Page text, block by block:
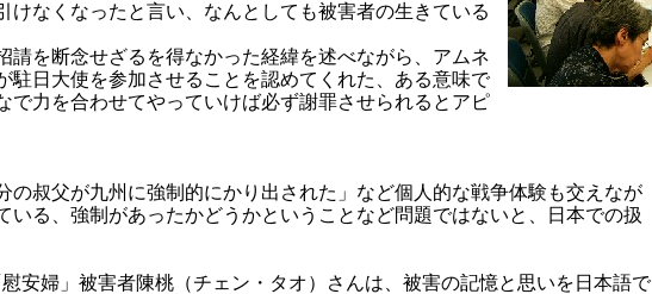
なくなったと言い、なんとしても被害者の生きている
を断念せざるを得なかった経緯を述べながら、アムネ
日大使を参加させることを認めてくれた、ある意味で
力を合わせてやっていけば必ず謝罪させられるとアピ
叔父が九州に強制的にかり出された」など個人的な戦争体験も交えなが
る、強制があったかどうかということなど問題ではないと、日本での扱
安婦」被害者陳桃（チェン・タオ）さんは、被害の記憶と思いを日本語で